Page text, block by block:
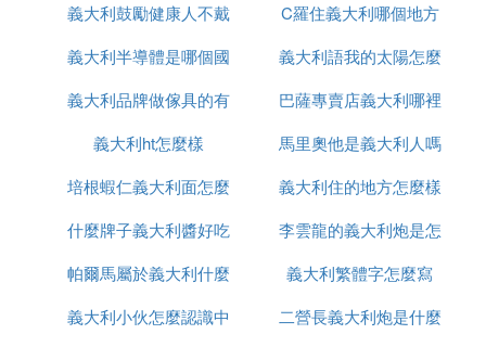
大利三國外交代表在柏林簽署《德意日三國同盟條
約》，三國保證如締約國一方受到目前未參與歐戰或
中日「沖突」中的一國攻擊時，應以一切政治、經濟
和軍事手段相援助；
正案》《租借法案》明顯的偏袒英國。
《中立法修正案》是允許遭受法西斯侵略的國家通過
美國運回去現款自運的原則購買我的軍火。那麼在戰
爭狀態下一個第三國把自己的武器裝備賣給交戰方面
其中的一方這實際上是在袒護它售武器的那一方換句
話說《中立法修正案》就表明了美國實際上在偏袒英
苗出售嗎
義大利鼓勵健康人不戴
口罩這什麼操作
C羅住義大利哪個地方
義大利半導體是哪個國
家的
義大利語我的太陽怎麼
寫
義大利品牌做傢具的有
哪些品牌
巴薩專賣店義大利哪裡
有
義大利ht怎麼樣
馬里奧他是義大利人嗎
法語怎麼說
培根蝦仁義大利面怎麼
做
義大利住的地方怎麼樣
什麼牌子義大利醬好吃
李雲龍的義大利炮是怎
麼發射
帕爾馬屬於義大利什麼
區
義大利繁體字怎麼寫
義大利小伙怎麼認識中
二營長義大利炮是什麼